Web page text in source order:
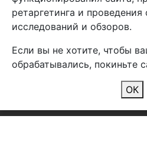
ретаргетинга и проведения
исследований и обзоров.
Если вы не хотите, чтобы
обрабатывались, покиньте
ОК